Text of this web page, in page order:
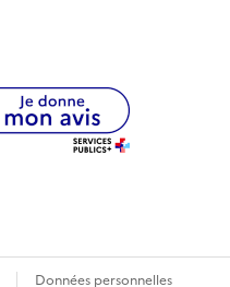
Données personnelles